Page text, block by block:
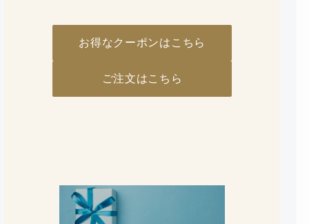
お得なクーポンはこちら
ご注文はこちら